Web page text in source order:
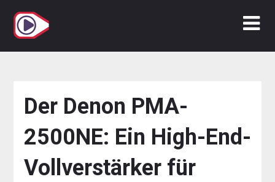
Inhalt
springen
Der Denon PMA-
2500NE: Ein High-End-
Vollverstärker für